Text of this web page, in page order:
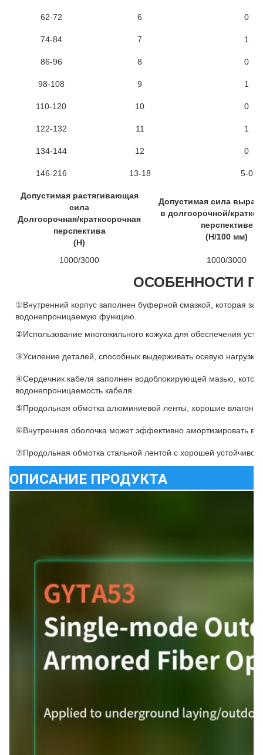
62-72 6 0
74-84 7 1
86-96 8 0
98-108 9 1
110-120 10 0
122-132 11 1
134-144 12 0
146-216 13-18 5-0
Допустимая растягивающая
сила
Долгосрочная/краткосрочная
перспектива
(Н)
Допустимая сила
в долгосрочной/
перспективе
(Н/100 мм)
1000/3000 1000/3000
ОСОБЕННОСТИ
①Внутренний корпус заполнен буферной смазкой, которая
водонепроницаемую функцию.
②Использование многожильного кожуха для обеспечения
③Усиление деталей, способных выдерживать осевую нагрузку.
④Сердечник кабеля заполнен водоблокирующей мазью,
водонепроницаемость кабеля.
⑤Продольная обмотка алюминиевой ленты, хорошие
⑥Внутренняя оболочка может эффективно амортизировать
⑦Продольная обмотка стальной лентой с хорошей
ОПИСАНИЕ ПРОДУКТА